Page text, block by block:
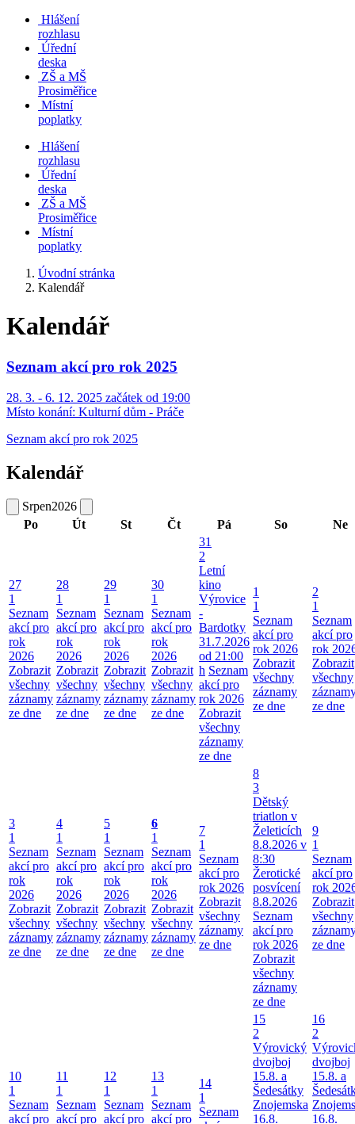
Hlášení
rozhlasu
Úřední
deska
ZŠ a MŠ
Prosiměřice
Místní
poplatky
Hlášení
rozhlasu
Úřední
deska
ZŠ a MŠ
Prosiměřice
Místní
poplatky
Úvodní stránka
Kalendář
Kalendář
Seznam akcí pro rok 2025
28. 3. - 6. 12. 2025 začátek od 19:00
Místo konání: Kulturní dům - Práče
Seznam akcí pro rok 2025
Kalendář
Srpen2026
Po
Út St Čt Pá So Ne
27
1
Seznam
akcí pro
rok
2026
Zobrazit
všechny
záznamy
ze dne
28
1
Seznam
akcí pro
rok
2026
Zobrazit
všechny
záznamy
ze dne
29
1
Seznam
akcí pro
rok
2026
Zobrazit
všechny
záznamy
ze dne
30
1
Seznam
akcí pro
rok
2026
Zobrazit
všechny
záznamy
ze dne
31
2
Letní
kino
Výrovice
-
Bardotky
31.7.2026
od 21:00
h Seznam
akcí pro
rok 2026
Zobrazit
všechny
záznamy
ze dne
1
1
Seznam
akcí pro
rok 2026
Zobrazit
všechny
záznamy
ze dne
2
1
Seznam
akcí pro
rok
Zobrazit
všechny
ze dne
3
1
Seznam
akcí pro
rok
2026
Zobrazit
všechny
záznamy
ze dne
4
1
Seznam
akcí pro
rok
2026
Zobrazit
všechny
záznamy
ze dne
5
1
Seznam
akcí pro
rok
2026
Zobrazit
všechny
záznamy
ze dne
6
1
Seznam
akcí pro
rok
2026
Zobrazit
všechny
záznamy
ze dne
7
1
Seznam
akcí pro
rok 2026
Zobrazit
všechny
záznamy
ze dne
8
3
Dětský
triatlon v
Želeticích
8.8.2026 v
8:30
Žerotické
posvícení
8.8.2026
Seznam
akcí pro
rok 2026
Zobrazit
všechny
záznamy
ze dne
9
1
Seznam
akcí pro
rok
Zobrazit
všechny
ze dne
10
1
Seznam
akcí pro
11
1
Seznam
akcí pro
12
1
Seznam
akcí pro
13
1
Seznam
akcí pro
14
1
Seznam
15
2
Výrovický
dvojboj
15.8. a
Šedesátky
Znojemska
16.8.
16
2
dvojboj
15.8. a
16.8.